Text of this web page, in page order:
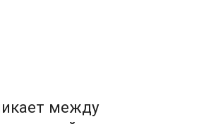
мeжду